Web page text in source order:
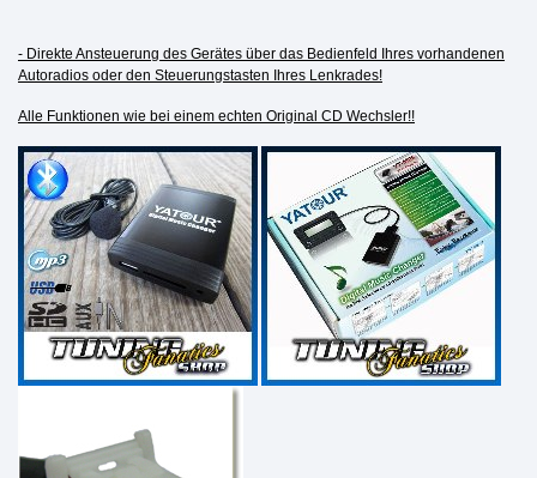
- Direkte Ansteuerung des Gerätes über das Bedienfeld Ihres vorhandenen
Autoradios oder den Steuerungstasten Ihres Lenkrades!
Alle Funktionen wie bei einem echten Original CD Wechsler!!